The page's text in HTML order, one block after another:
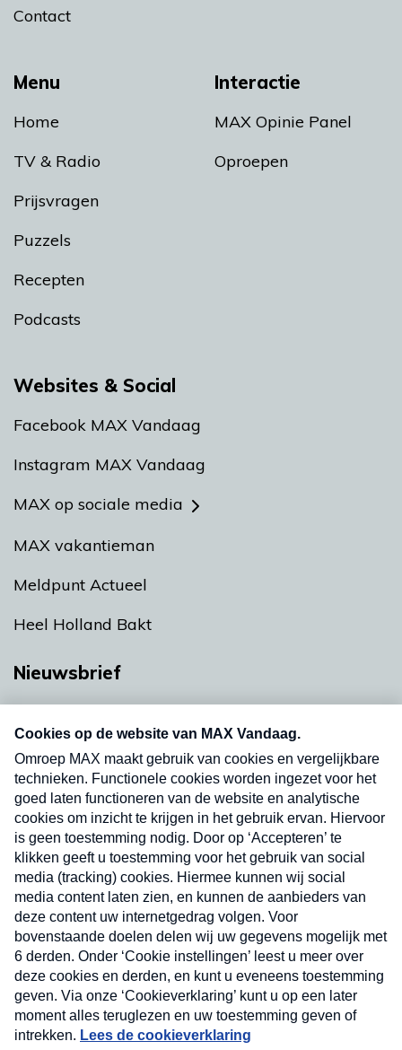
Menu
Home
TV & Radio
Prijsvragen
Puzzels
Recepten
Podcasts
Interactie
MAX Opinie Panel
Oproepen
Contact
Websites & Social
Facebook MAX Vandaag
Instagram MAX Vandaag
MAX op sociale media
MAX vakantieman
Meldpunt Actueel
Heel Holland Bakt
Nieuwsbrief
nieuwsbrief. Elke vrijdag- en dinsdagochtend in
uw mailbox.
Verzend
Nieuwsbrief
Neem hier een gratis abonnement op onze
nieuwsbrief. Elke vrijdag- en dinsdagochtend in uw